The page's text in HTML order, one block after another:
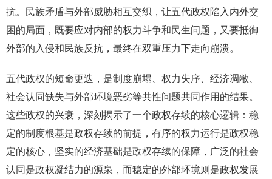
抗。民族矛盾与外部威胁相互交织，让五代政权陷入内外交
困的局面，既要应对内部的权力斗争和民生问题，又要抵御
外部的入侵和民族反抗，最终在双重压力下走向崩溃。
五代政权的短命更迭，是制度崩塌、权力失序、经济凋敝、
社会认同缺失与外部环境恶劣等共性问题共同作用的结果。
这些政权的兴衰，深刻揭示了一个政权存续的核心逻辑：稳
定的制度根基是政权存续的前提，有序的权力运行是政权稳
定的核心，坚实的经济基础是政权存续的保障，广泛的社会
认同是政权凝结力的源泉，而稳定的外部环境则是政权发展